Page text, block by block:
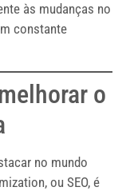
às mudanças no
constante
o
no mundo
ou SEO, é